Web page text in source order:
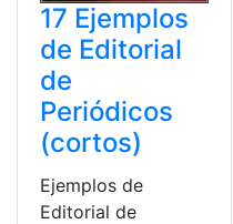
17 Ejemplos
de Editorial
de
Periódicos
(cortos)
Ejemplos de
Editorial de